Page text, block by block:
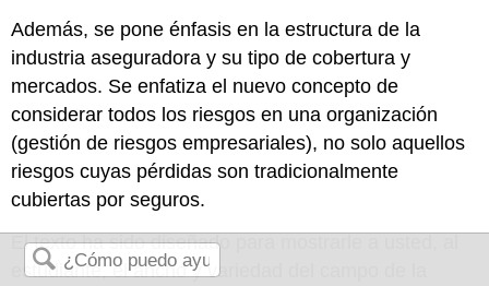
Además, se pone énfasis en la estructura de la
industria aseguradora y su tipo de cobertura y
mercados. Se enfatiza el nuevo concepto de
considerar todos los riesgos en una organización
(gestión de riesgos empresariales), no solo aquellos
riesgos cuyas pérdidas son tradicionalmente
cubiertas por seguros.
El texto ha sido diseñado para mostrarle a usted, al
estudiante, el ancho y variedad del campo de la